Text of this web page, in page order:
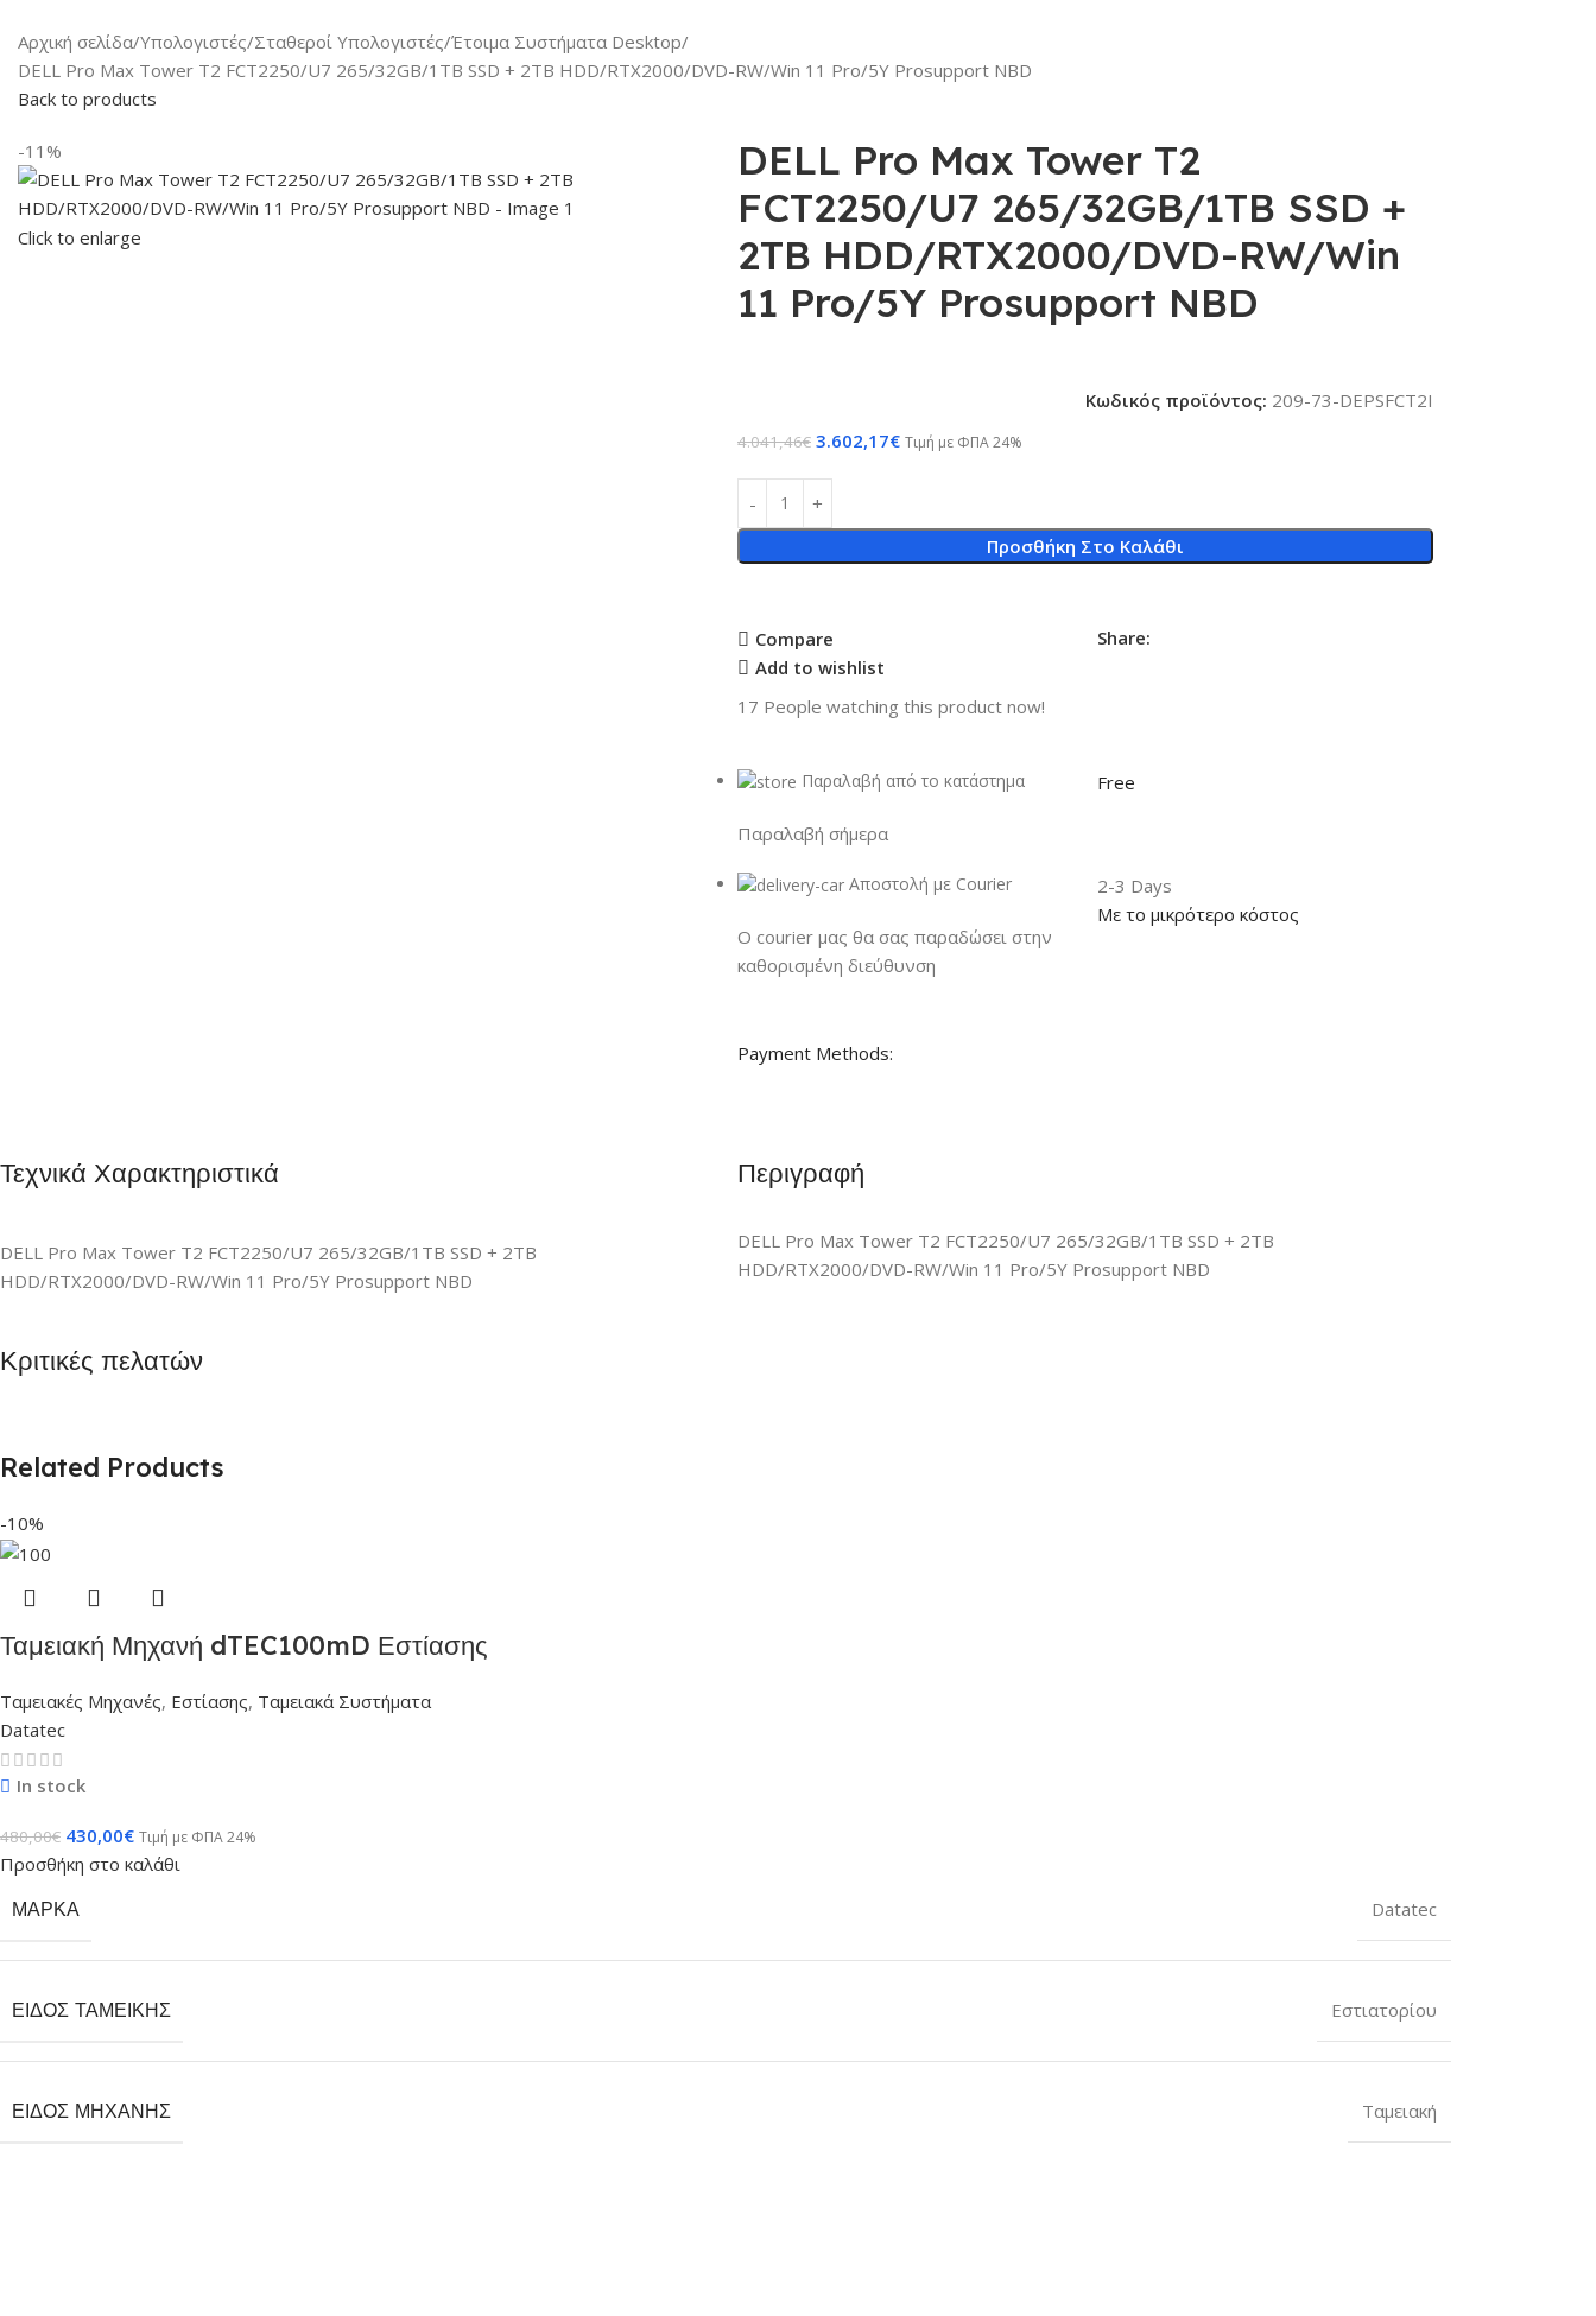
Αρχική σελίδα Υπολογιστές Σταθεροί Υπολογιστές Έτοιμα Συστήματα Desktop
DELL Pro Max Tower T2 FCT2250/U7 265/32GB/1TB SSD + 2TB HDD/RTX2000/DVD-RW/Win 11 Pro/5Y Prosupport NBD
Back to products
-11%
Click to enlarge
DELL Pro Max Tower T2
FCT2250/U7 265/32GB/1TB SSD +
2TB HDD/RTX2000/DVD-RW/Win
11 Pro/5Y Prosupport NBD
Κωδικός προϊόντος: 209-73-DEPSFCT2I
4.041,46€ 3.602,17€ Τιμή με ΦΠΑ 24%
Προσθήκη Στο Καλάθι
Compare
Add to wishlist
Share:
17 People watching this product now!
Παραλαβή από το κατάστημα
Παραλαβή σήμερα
Free
Αποστολή με Courier
Ο courier μας θα σας παραδώσει στην
καθορισμένη διεύθυνση
2-3 Days
Με το μικρότερο κόστος
Payment Methods:
Τεχνικά Χαρακτηριστικά
DELL Pro Max Tower T2 FCT2250/U7 265/32GB/1TB SSD + 2TB
HDD/RTX2000/DVD-RW/Win 11 Pro/5Y Prosupport NBD
Περιγραφή
DELL Pro Max Tower T2 FCT2250/U7 265/32GB/1TB SSD + 2TB
HDD/RTX2000/DVD-RW/Win 11 Pro/5Y Prosupport NBD
Κριτικές πελατών
Related Products
-10%
Ταμειακή Μηχανή dTEC100mD Εστίασης
Ταμειακές Μηχανές, Εστίασης, Ταμειακά Συστήματα
Datatec
In stock
480,00€ 430,00€ Τιμή με ΦΠΑ 24%
Προσθήκη στο καλάθι
ΜΆΡΚΑ
Datatec
ΕΊΔΟΣ ΤΑΜΕΙΚΉΣ Εστιατορίου
ΕΊΔΟΣ ΜΗΧΑΝΉΣ Ταμειακή